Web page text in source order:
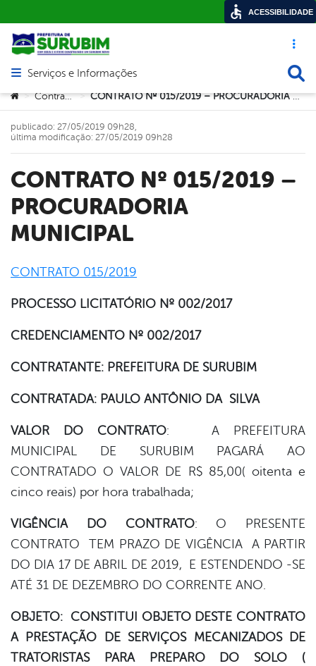
Acesso
Abrir menu principal de navegação
Serviços e Informações
Você está aqui:
> Contratos > CONTRATO Nº 015/2019 – PROCURADORIA MUNICIPAL
CONTRATO Nº 015/2019 –
PROCURADORIA
MUNICIPAL
publicado: 27/05/2019 09h28,
última modificação: 27/05/2019 09h28
CONTRATO 015/2019
PROCESSO LICITATÓRIO Nº 002/2017
CREDENCIAMENTO Nº 002/2017
CONTRATANTE: PREFEITURA DE SURUBIM
CONTRATADA: PAULO ANTÔNIO DA SILVA
VALOR DO CONTRATO: A PREFEITURA
MUNICIPAL DE SURUBIM PAGARÁ AO
CONTRATADO O VALOR DE R$ 85,00( oitenta e
cinco reais) por hora trabalhada;
VIGÊNCIA DO CONTRATO: O PRESENTE
CONTRATO TEM PRAZO DE VIGÊNCIA A PARTIR
DO DIA 17 DE ABRIL DE 2019, E ESTENDENDO -SE
ATÉ 31 DE DEZEMBRO DO CORRENTE ANO.
OBJETO: CONSTITUI OBJETO DESTE CONTRATO
A PRESTAÇÃO DE SERVIÇOS MECANIZADOS DE
TRATORISTAS PARA PREPARO DO SOLO (
ACESSIBILIDADE